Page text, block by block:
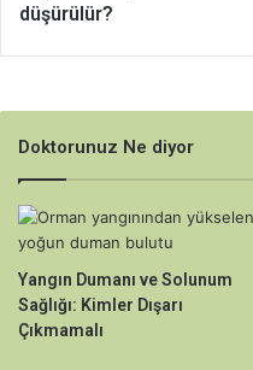
düşürülür?
Doktorunuz Ne diyor
Yangın Dumanı ve Solunum
Sağlığı: Kimler Dışarı
Çıkmamalı